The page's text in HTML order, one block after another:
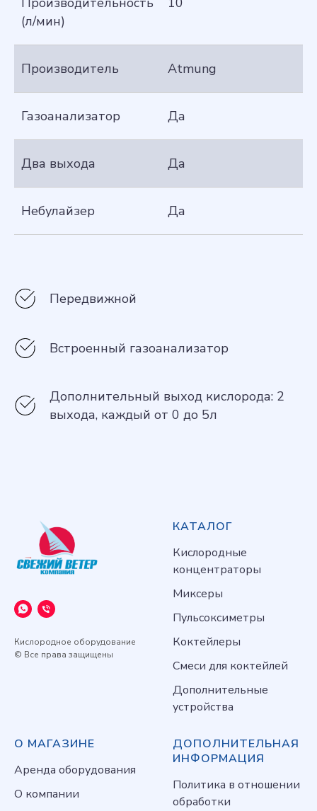
(л/мин)
Производитель Atmung
Газоанализатор Да
Два выхода Да
Небулайзер Да
Передвижной
Встроенный газоанализатор
Дополнительный выход кислорода: 2
выхода, каждый от 0 до 5л
Кислородное оборудование
© Все права защищены
КАТАЛОГ
Кислородные
концентраторы
Миксеры
Пульсоксиметры
Коктейлеры
Смеси для коктейлей
Дополнительные
устройства
О МАГАЗИНЕ
Аренда оборудования
О компании
ДОПОЛНИТЕЛЬНАЯ
ИНФОРМАЦИЯ
Политика в отношении
обработки